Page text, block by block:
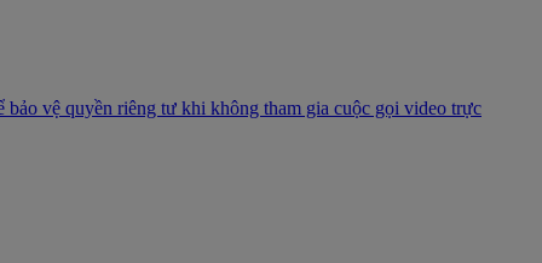
vệ quyền riêng tư khi không tham gia cuộc gọi video trực